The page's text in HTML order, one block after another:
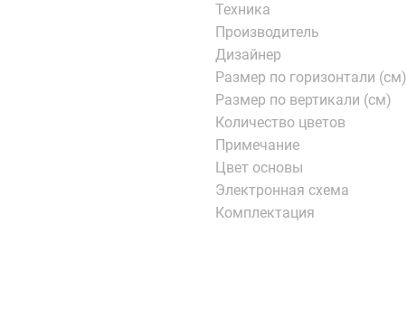
Техника
Производитель
Дизайнер
Размер по горизонтали (см)
Размер по вертикали (см)
Количество цветов
Примечание
Цвет основы
Электронная схема
Комплектация